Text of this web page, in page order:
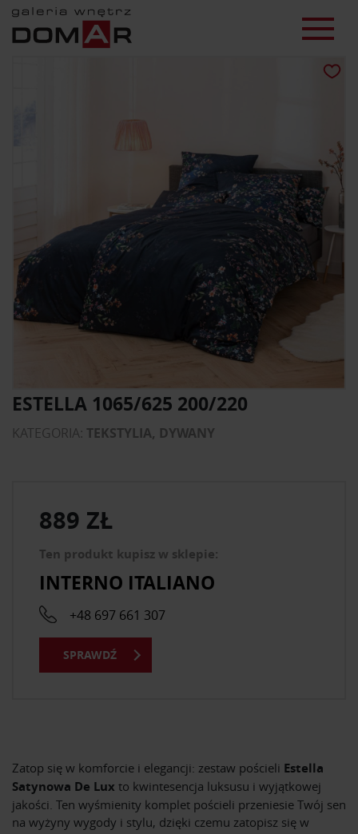
ESTELLA 1065/625 200/220
KATEGORIA: TEKSTYLIA, DYWANY
Zatop się w komforcie i elegancji: zestaw pościeli Estella
Satynowa De Lux to kwintesencja luksusu i wyjątkowej
jakości. Ten wyśmienity komplet pościeli przeniesie Twój sen
na wyżyny wygody i stylu, dzięki czemu zatopisz się w
889 ZŁ
Ten produkt kupisz w sklepie:
INTERNO ITALIANO
+48 697 661 307
SPRAWDŹ